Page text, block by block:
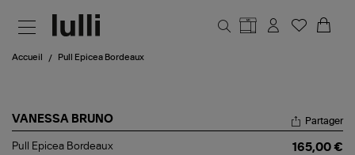
Accueil Pull Epicea Bordeaux
VANESSA BRUNO
Pull
Partager
Pull Epicea Bordeaux 165,00 €